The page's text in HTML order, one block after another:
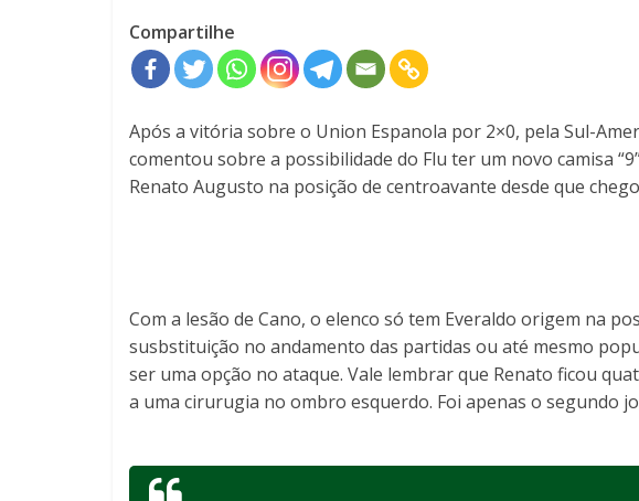
Compartilhe
Após a vitória sobre o Union Espanola por 2×0, pela Sul-
comentou sobre a possibilidade do Flu ter um novo camisa
Renato Augusto na posição de centroavante desde que
Com a lesão de Cano, o elenco só tem Everaldo origem na
susbstituição no andamento das partidas ou até mesmo
ser uma opção no ataque. Vale lembrar que Renato ficou
a uma cirurugia no ombro esquerdo. Foi apenas o segundo